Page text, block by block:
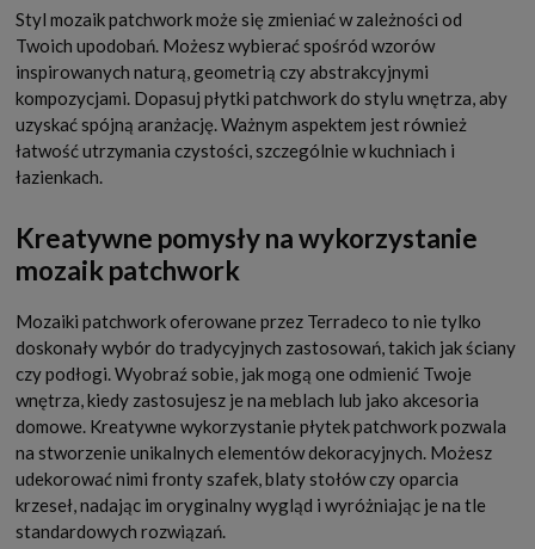
Styl mozaik patchwork może się zmieniać w zależności od
Twoich upodobań. Możesz wybierać spośród wzorów
inspirowanych naturą, geometrią czy abstrakcyjnymi
kompozycjami. Dopasuj płytki patchwork do stylu wnętrza, aby
uzyskać spójną aranżację. Ważnym aspektem jest również
łatwość utrzymania czystości, szczególnie w kuchniach i
łazienkach.
Kreatywne pomysły na wykorzystanie
mozaik patchwork
Mozaiki patchwork oferowane przez Terradeco to nie tylko
doskonały wybór do tradycyjnych zastosowań, takich jak ściany
czy podłogi. Wyobraź sobie, jak mogą one odmienić Twoje
wnętrza, kiedy zastosujesz je na meblach lub jako akcesoria
domowe. Kreatywne wykorzystanie płytek patchwork pozwala
na stworzenie unikalnych elementów dekoracyjnych. Możesz
udekorować nimi fronty szafek, blaty stołów czy oparcia
krzeseł, nadając im oryginalny wygląd i wyróżniając je na tle
standardowych rozwiązań.